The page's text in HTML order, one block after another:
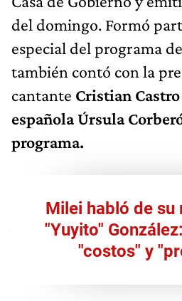
del domingo. Formó
especial del programa
también contó con la
cantante Cristian
española Úrsula
programa.
Milei habló de su
"Yuyito"
"costos" y